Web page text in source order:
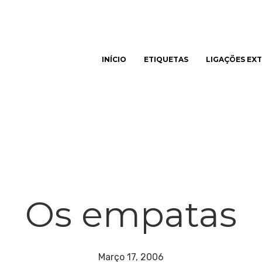
INÍCIO ETIQUETAS LIGAÇÕES
Os empatas
Março 17, 2006